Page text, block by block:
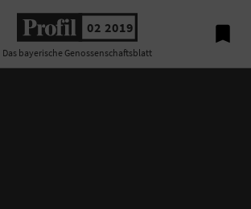
02 2019
Das bayerische Genossenschaftsblatt
